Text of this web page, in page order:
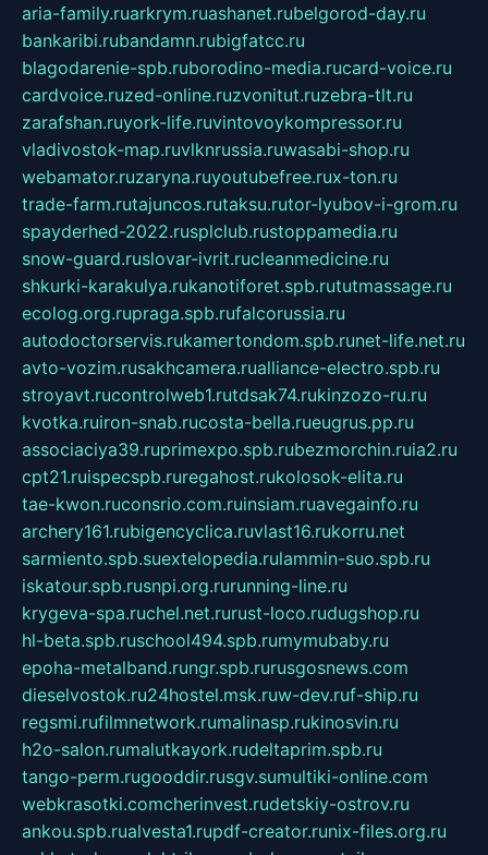
aria-family.ruarkrym.ruashanet.rubelgorod-day.ru
bankaribi.rubandamn.rubigfatcc.ru
blagodarenie-spb.ruborodino-media.rucard-voice.ru
cardvoice.ruzed-online.ruzvonitut.ruzebra-tlt.ru
zarafshan.ruyork-life.ruvintovoykompressor.ru
vladivostok-map.ruvlknrussia.ruwasabi-shop.ru
webamator.ruzaryna.ruyoutubefree.rux-ton.ru
trade-farm.rutajuncos.rutaksu.rutor-lyubov-i-grom.ru
spayderhed-2022.rusplclub.rustoppamedia.ru
snow-guard.ruslovar-ivrit.rucleanmedicine.ru
shkurki-karakulya.rukanotiforet.spb.rututmassage.ru
ecolog.org.rupraga.spb.rufalcorussia.ru
autodoctorservis.rukamertondom.spb.runet-life.net.ru
avto-vozim.rusakhcamera.rualliance-electro.spb.ru
stroyavt.rucontrolweb1.rutdsak74.rukinzozo-ru.ru
kvotka.ruiron-snab.rucosta-bella.rueugrus.pp.ru
associaciya39.ruprimexpo.spb.rubezmorchin.ruia2.ru
cpt21.ruispecspb.ruregahost.rukolosok-elita.ru
tae-kwon.ruconsrio.com.ruinsiam.ruavegainfo.ru
archery161.rubigencyclica.ruvlast16.rukorru.net
sarmiento.spb.suextelopedia.rulammin-suo.spb.ru
iskatour.spb.rusnpi.org.rurunning-line.ru
krygeva-spa.ruchel.net.rurust-loco.rudugshop.ru
hl-beta.spb.ruschool494.spb.rumymubaby.ru
epoha-metalband.rungr.spb.rurusgosnews.com
dieselvostok.ru24hostel.msk.ruw-dev.ruf-ship.ru
regsmi.rufilmnetwork.rumalinasp.rukinosvin.ru
h2o-salon.rumalutkayork.rudeltaprim.spb.ru
tango-perm.rugooddir.rusgv.sumultiki-online.com
webkrasotki.comcherinvest.rudetskiy-ostrov.ru
ankou.spb.rualvesta1.rupdf-creator.runix-files.org.ru